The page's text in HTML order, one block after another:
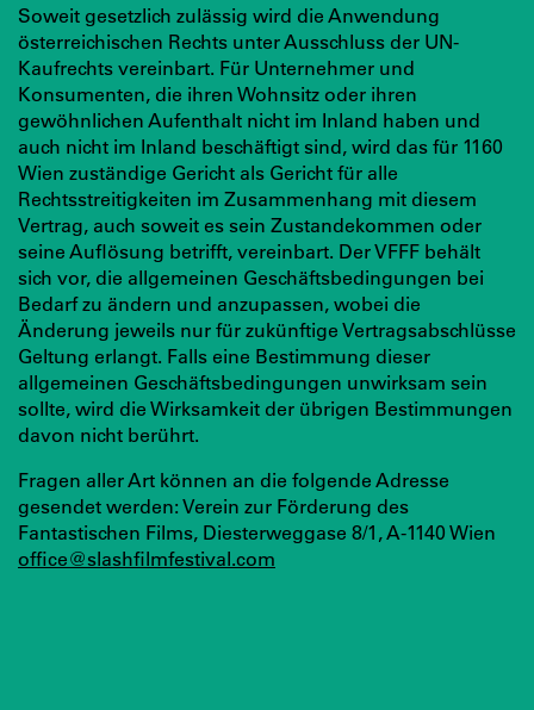
Soweit gesetzlich zulässig wird die Anwendung
österreichischen Rechts unter Ausschluss der UN-
Kaufrechts vereinbart. Für Unternehmer und
Konsumenten, die ihren Wohnsitz oder ihren
gewöhnlichen Aufenthalt nicht im Inland haben und
auch nicht im Inland beschäftigt sind, wird das für 1160
Wien zuständige Gericht als Gericht für alle
Rechtsstreitigkeiten im Zusammenhang mit diesem
Vertrag, auch soweit es sein Zustandekommen oder
seine Auflösung betrifft, vereinbart. Der VFFF behält
sich vor, die allgemeinen Geschäftsbedingungen bei
Bedarf zu ändern und anzupassen, wobei die
Änderung jeweils nur für zukünftige Vertragsabschlüsse
Geltung erlangt. Falls eine Bestimmung dieser
allgemeinen Geschäftsbedingungen unwirksam sein
sollte, wird die Wirksamkeit der übrigen Bestimmungen
davon nicht berührt.
Fragen aller Art können an die folgende Adresse
gesendet werden: Verein zur Förderung des
Fantastischen Films, Diesterweggase 8/1, A-1140 Wien
office@slashfilmfestival.com